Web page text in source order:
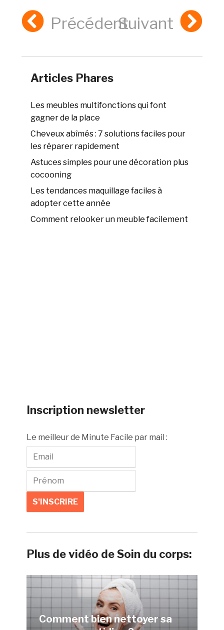
PrécédentSuivant
Articles Phares
Les meubles multifonctions qui font
gagner de la place
Cheveux abîmés : 7 solutions faciles pour
les réparer rapidement
Astuces simples pour une décoration plus
cocooning
Les tendances maquillage faciles à
adopter cette année
Comment relooker un meuble facilement
Inscription newsletter
Le meilleur de Minute Facile par mail :
Plus de vidéo de Soin du corps:
Comment bien nettoyer sa